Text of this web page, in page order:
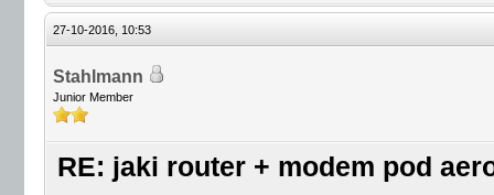
27-10-2016, 10:53
Stahlmann
Junior Member
RE: jaki router + modem pod